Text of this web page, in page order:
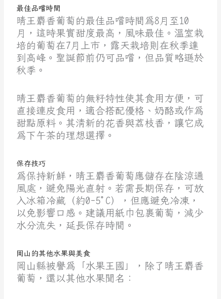
最佳品嚐時間
晴王麝香葡萄的最佳品嚐時間為8月至10
月，這時果實甜度最高，風味最佳。溫室栽
培的葡萄在7月上市，露天栽培則在秋季達
到高峰。聖誕節前仍可品嚐，但品質略遜於
秋季。
晴王麝香葡萄的無籽特性使其食用方便，可
直接連皮食用，適合搭配優格、奶酪或作為
甜點原料。其清新的花香與荔枝香，讓它成
為下午茶的理想選擇。
保存技巧
為保持新鮮，晴王麝香葡萄應儲存在陰涼通
風處，避免陽光直射。若需長期保存，可放
入冰箱冷藏（約0-5°C），但應避免冷凍，
以免影響口感。建議用紙巾包裹葡萄，減少
水分流失，延長保存時間。
岡山的其他水果與美食
岡山縣被譽為「水果王國」，除了晴王麝香
葡萄，還以其他水果聞名：